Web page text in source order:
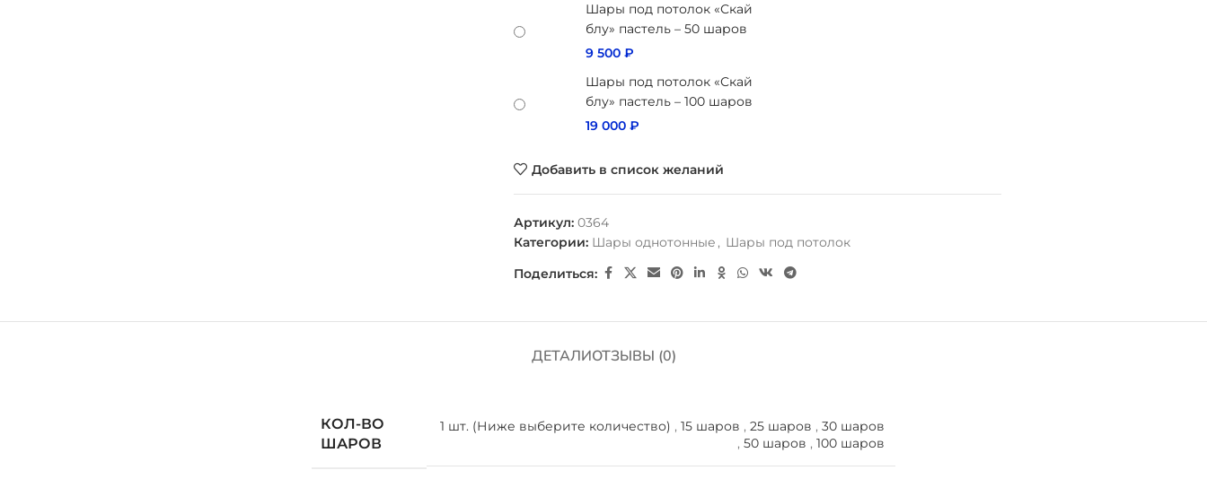
Шары под потолок «Скай
блу» пастель – 50 шаров
9 500₽
Шары под потолок «Скай
блу» пастель – 100 шаров
19 000₽
Добавить в список желаний
Артикул:0364
Категории: Шары однотонные , Шары под потолок
Поделиться:
ДЕТАЛИОТЗЫВЫ (0)
КОЛ-ВО
ШАРОВ
1 шт. (Ниже выберите количество) , 15 шаров , 25 шаров , 30 шаров
, 50 шаров , 100 шаров